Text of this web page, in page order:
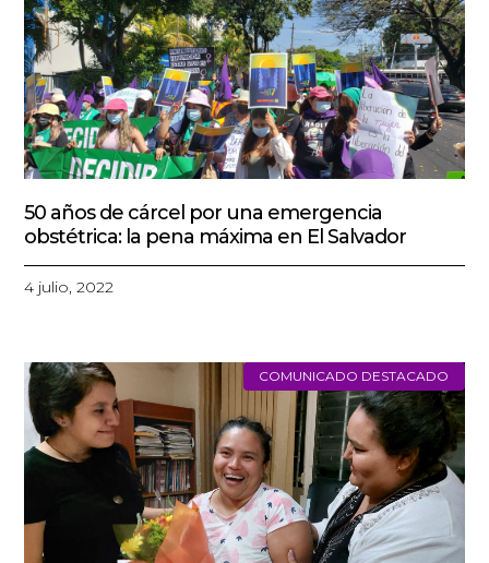
50 años de cárcel por una emergencia
obstétrica: la pena máxima en El Salvador
4 julio, 2022
COMUNICADO DESTACADO